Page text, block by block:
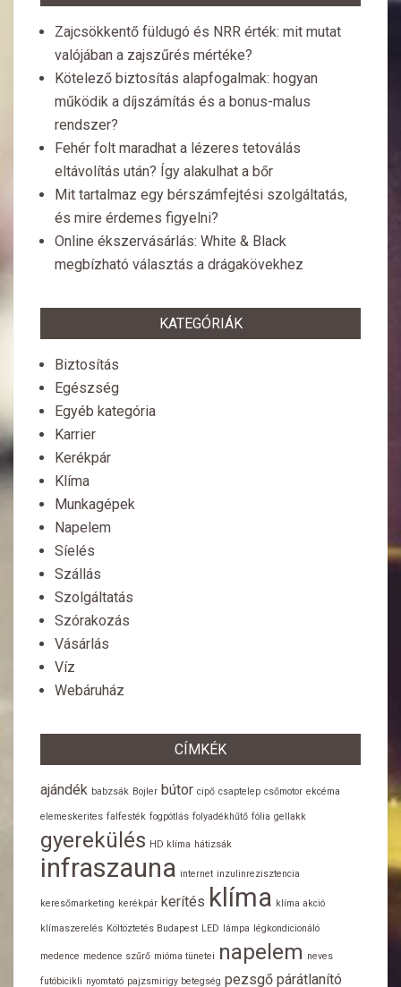
Zajcsökkentő füldugó és NRR érték: mit mutat
valójában a zajszűrés mértéke?
Kötelező biztosítás alapfogalmak: hogyan
működik a díjszámítás és a bonus-malus
rendszer?
Fehér folt maradhat a lézeres tetoválás
eltávolítás után? Így alakulhat a bőr
Mit tartalmaz egy bérszámfejtési szolgáltatás,
és mire érdemes figyelni?
Online ékszervásárlás: White & Black
megbízható választás a drágakövekhez
KATEGÓRIÁK
Biztosítás
Egészség
Egyéb kategória
Karrier
Kerékpár
Klíma
Munkagépek
Napelem
Síelés
Szállás
Szolgáltatás
Szórakozás
Vásárlás
Víz
Webáruház
CÍMKÉK
ajándék babzsák Bojler bútor cipő csaptelep csőmotor ekcéma
elemeskerites falfesték fogpótlás folyadékhűtő fólia gellakk
gyerekülés HD klíma hátizsák
infraszauna internet inzulinrezisztencia
keresőmarketing kerékpár kerítés klíma klíma akció
klímaszerelés Költöztetés Budapest LED lámpa légkondicionáló
medence medence szűrő mióma tünetei napelem neves
futóbicikli nyomtató pajzsmirigy betegség pezsgő párátlanító